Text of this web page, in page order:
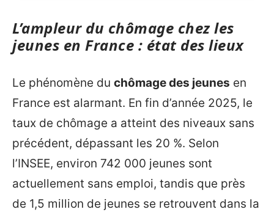
L’ampleur du chômage chez les
jeunes en France : état des lieux
Le phénomène du chômage des jeunes en
France est alarmant. En fin d’année 2025, le
taux de chômage a atteint des niveaux sans
précédent, dépassant les 20 %. Selon
l’INSEE, environ 742 000 jeunes sont
actuellement sans emploi, tandis que près
de 1,5 million de jeunes se retrouvent dans la